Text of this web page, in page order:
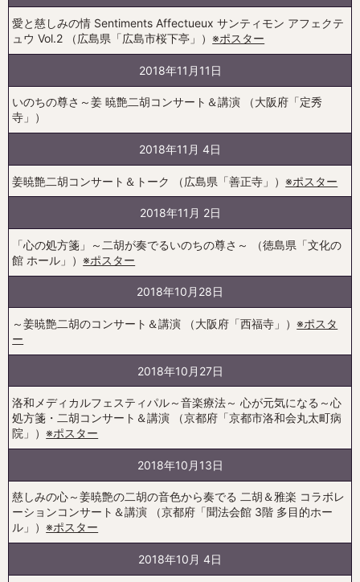
愛と慈しみの情 Sentiments Affectueux サンティモン アフェクテ
ュウ Vol.2 （広島県「広島市桜下亭」）※ポスター
2018年11月11日
いのちの尊さ～姜 暁艶二胡コンサート＆講演 （大阪府「定秀
寺」）
2018年11月 4日
姜暁艶二胡コンサート＆トーク （広島県「善正寺」）※ポスター
2018年11月 2日
「心の処方箋」～二胡が奏でるいのちの尊さ～ （徳島県「文化の
館 ホール」）※ポスター
2018年10月28日
～姜暁艶二胡のコンサート＆講演 （大阪府「西福寺」）※ポスタ
ー
2018年10月27日
洛和メディカルフェスティパル～音楽療法～ 心が元気になる～心
処方箋・二胡コンサート＆講演 （京都府「京都市洛和会丸太町病
院」）※ポスター
2018年10月13日
慈しみの心～姜暁艶の二胡の音色から奏でる 二胡＆雅楽 コラボレ
ーションコンサート＆講演 （京都府「聞法会館 3階 多目的ホー
ル」）※ポスター
2018年10月 4日